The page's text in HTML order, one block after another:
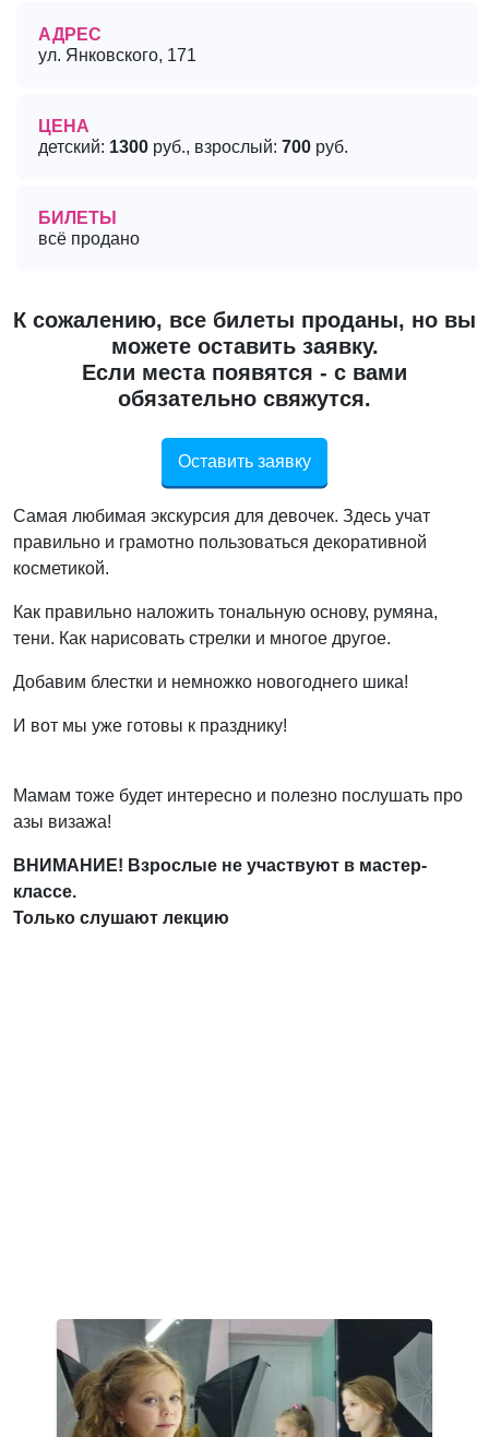
АДРЕС
ул. Янковского, 171
ЦЕНА
детский: 1300 руб., взрослый: 700 руб.
БИЛЕТЫ
всё продано
К сожалению, все билеты проданы, но вы
можете оставить заявку.
Если места появятся - с вами
обязательно свяжутся.
Оставить заявку
Самая любимая экскурсия для девочек. Здесь учат
правильно и грамотно пользоваться декоративной
косметикой.
Как правильно наложить тональную основу, румяна,
тени. Как нарисовать стрелки и многое другое.
Добавим блестки и немножко новогоднего шика!
И вот мы уже готовы к празднику!
Мамам тоже будет интересно и полезно послушать про
азы визажа!
ВНИМАНИЕ! Взрослые не участвуют в мастер-
классе.
Только слушают лекцию